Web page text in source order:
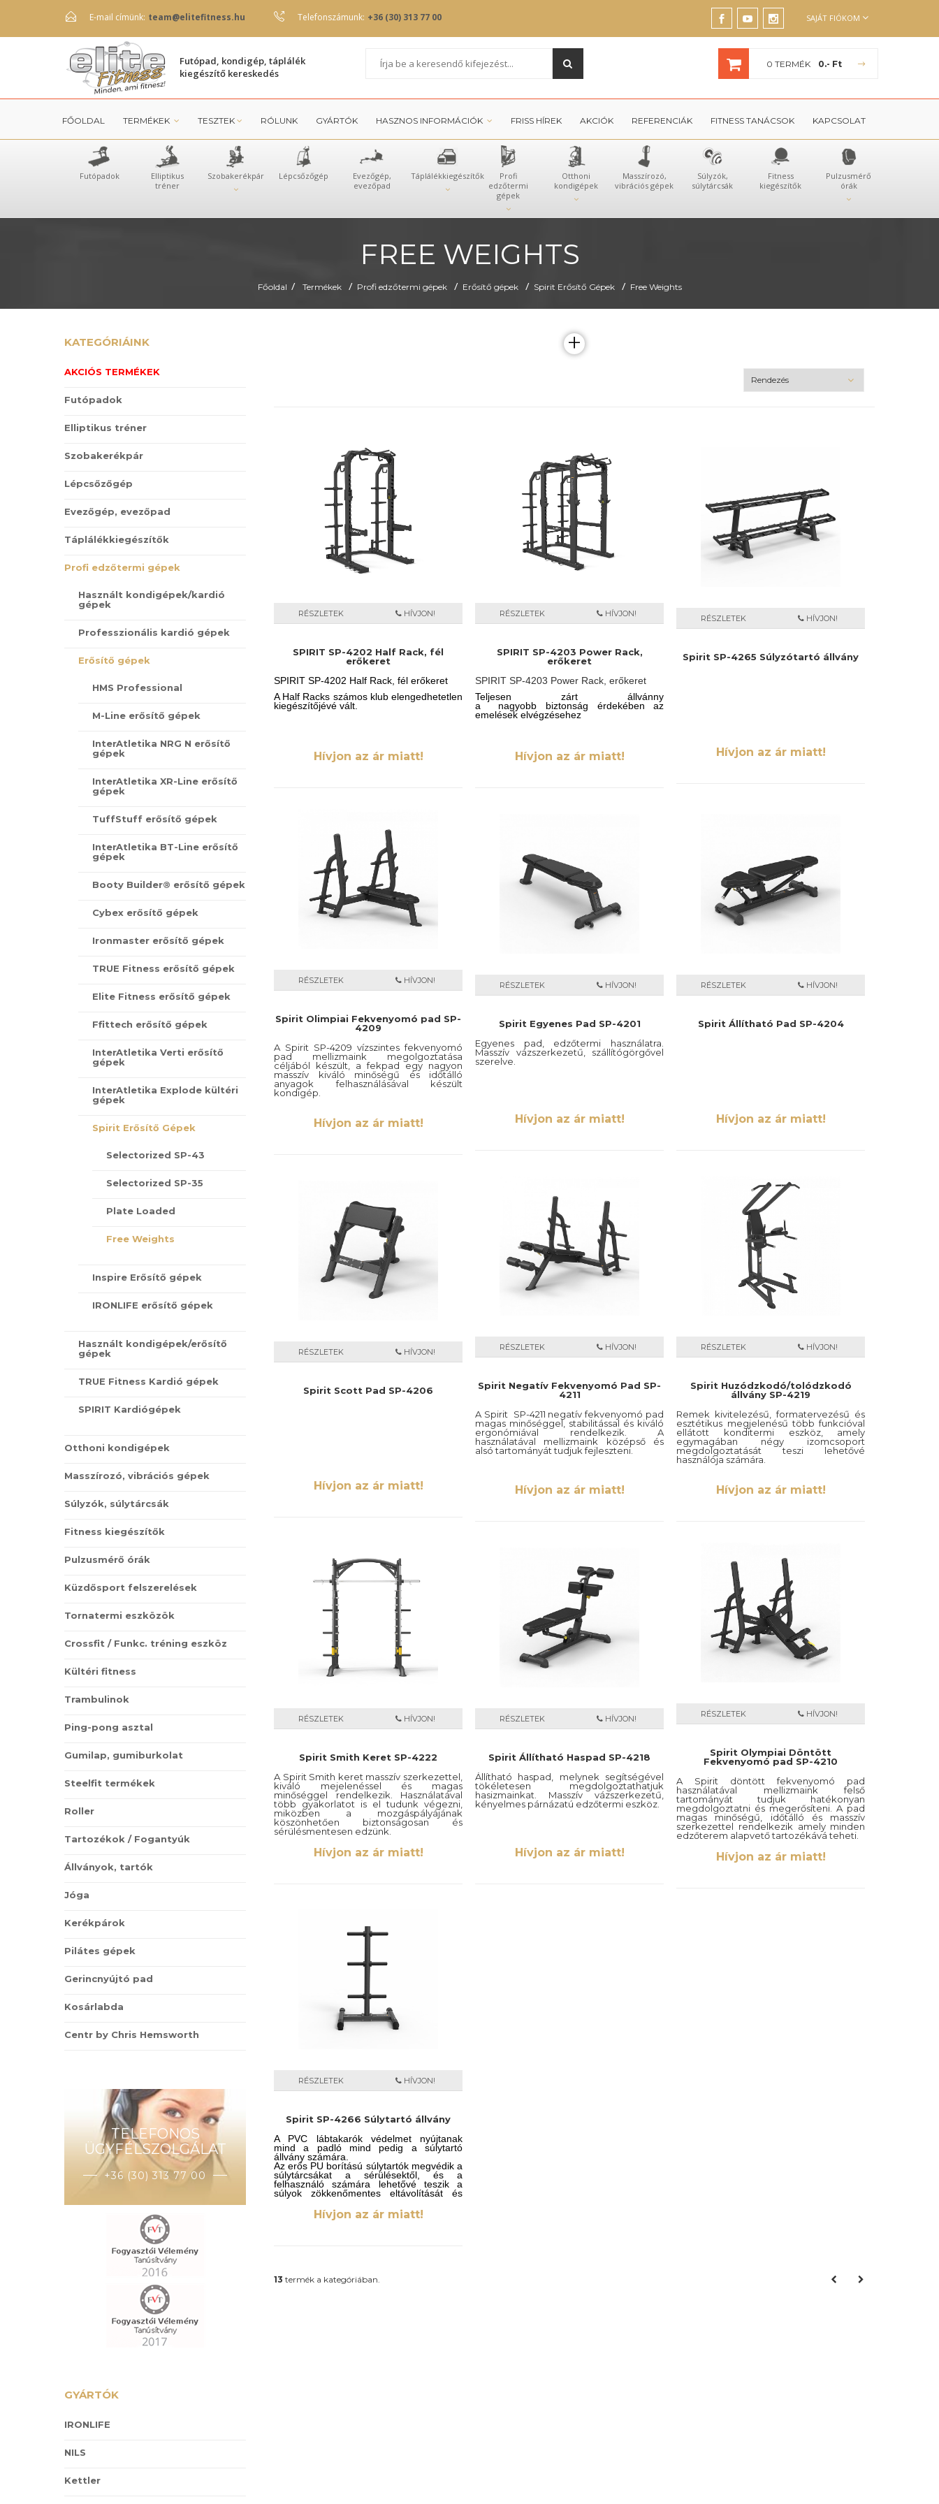
E-mail címünk: team@elitefitness.hu Telefonszámunk: +36 (30) 313 77 00 SAJÁT FIÓKOM
Futópad, kondigép, táplálék
kiegészítő kereskedés
0 TERMÉK 0.- Ft
FŐOLDAL TERMÉKEK TESZTEK RÓLUNK GYÁRTÓK HASZNOS INFORMÁCIÓK FRISS HÍREK AKCIÓK REFERENCIÁK FITNESS TANÁCSOK KAPCSOLAT
Futópadok
Elliptikus
tréner
Szobakerékpár Lépcsőzőgép
Evezőgép,
evezőpad
Táplálékkiegészítők
Profi
edzőtermi
gépek
Otthoni
kondigépek
Masszírozó,
vibrációs gépek
Súlyzók,
súlytárcsák
Fitness
kiegészítők
Pulzusmérő
órák
FREE WEIGHTS
Főoldal / Termékek / Profi edzőtermi gépek / Erősítő gépek / Spirit Erősítő Gépek / Free Weights
KATEGÓRIÁINK
AKCIÓS TERMÉKEK
Futópadok
Elliptikus tréner
Szobakerékpár
Lépcsőzőgép
Evezőgép, evezőpad
Táplálékkiegészítők
Profi edzőtermi gépek
Használt kondigépek/kardió
gépek
Professzionális kardió gépek
Erősítő gépek
HMS Professional
M-Line erősítő gépek
InterAtletika NRG N erősítő
gépek
InterAtletika XR-Line erősítő
gépek
TuffStuff erősítő gépek
InterAtletika BT-Line erősítő
gépek
Booty Builder® erősítő gépek
Cybex erősítő gépek
Ironmaster erősítő gépek
TRUE Fitness erősítő gépek
Elite Fitness erősítő gépek
Ffittech erősítő gépek
InterAtletika Verti erősítő
gépek
InterAtletika Explode kültéri
gépek
Spirit Erősítő Gépek
Selectorized SP-43
Selectorized SP-35
Plate Loaded
Free Weights
Inspire Erősítő gépek
IRONLIFE erősítő gépek
Használt kondigépek/erősítő
gépek
TRUE Fitness Kardió gépek
SPIRIT Kardiógépek
Otthoni kondigépek
Masszírozó, vibrációs gépek
Súlyzók, súlytárcsák
Fitness kiegészítők
Pulzusmérő órák
Küzdősport felszerelések
Tornatermi eszközök
Crossfit / Funkc. tréning eszköz
Kültéri fitness
Trambulinok
Ping-pong asztal
Gumilap, gumiburkolat
Steelfit termékek
Roller
Tartozékok / Fogantyúk
Állványok, tartók
Jóga
Kerékpárok
Pilátes gépek
Gerincnyújtó pad
Kosárlabda
Centr by Chris Hemsworth
TELEFONOS
ÜGYFÉLSZOLGÁLAT
+36 (30) 313 77 00
GYÁRTÓK
IRONLIFE
NILS
Kettler
+
RÉSZLETEK HÍVJON!
SPIRIT SP-4202 Half Rack, fél
erőkeret
SPIRIT SP-4202 Half Rack, fél erőkeret
A Half Racks számos klub elengedhetetlen
kiegészítőjévé vált.
Hívjon az ár miatt!
RÉSZLETEK HÍVJON!
SPIRIT SP-4203 Power Rack,
erőkeret
SPIRIT SP-4203 Power Rack, erőkeret
Teljesen zárt állvánny
a nagyobb biztonság érdekében az
emelések elvégzésehez
Hívjon az ár miatt!
RÉSZLETEK HÍVJON!
Spirit SP-4265 Súlyzótartó állvány
Hívjon az ár miatt!
RÉSZLETEK HÍVJON!
Spirit Olimpiai Fekvenyomó pad SP-
4209
A Spirit SP-4209 vízszintes fekvenyomó
pad mellizmaink megolgoztatása
céljából készült, a fekpad egy nagyon
masszív kiváló minőségű és időtálló
anyagok felhasználásával készült
kondigép.
Hívjon az ár miatt!
RÉSZLETEK HÍVJON!
Spirit Egyenes Pad SP-4201
Egyenes pad, edzőtermi használatra.
Masszív vázszerkezetű, szállítógörgővel
szerelve.
Hívjon az ár miatt!
RÉSZLETEK HÍVJON!
Spirit Állítható Pad SP-4204
Hívjon az ár miatt!
RÉSZLETEK HÍVJON!
Spirit Scott Pad SP-4206
Hívjon az ár miatt!
RÉSZLETEK HÍVJON!
Spirit Negatív Fekvenyomó Pad SP-
4211
A Spirit SP-4211 negatív fekvenyomó pad
magas minőséggel, stabilitással és kiváló
ergonómiával rendelkezik. A
használatával mellizmaink középső és
alsó tartományát tudjuk fejleszteni.
Hívjon az ár miatt!
RÉSZLETEK HÍVJON!
Spirit Huzódzkodó/tolódzkodó
állvány SP-4219
Remek kivitelezésű, formatervezésű és
esztétikus megjelenésű több funkcióval
ellátott konditermi eszköz, amely
egymagában négy izomcsoport
megdolgoztatását teszi lehetővé
használója számára.
Hívjon az ár miatt!
RÉSZLETEK HÍVJON!
Spirit Smith Keret SP-4222
A Spirit Smith keret masszív szerkezettel,
kiváló mejelenéssel és magas
minőséggel rendelkezik. Használatával
több gyakorlatot is el tudunk végezni,
miközben a mozgáspályájának
köszönhetően biztonságosan és
sérülésmentesen edzünk.
Hívjon az ár miatt!
RÉSZLETEK HÍVJON!
Spirit Állítható Haspad SP-4218
Állítható haspad, melynek segítségével
tökéletesen megdolgoztathatjuk
hasizmainkat. Masszív vázszerkezetű,
kényelmes párnázatú edzőtermi eszköz.
Hívjon az ár miatt!
RÉSZLETEK HÍVJON!
Spirit Olympiai Döntött
Fekvenyomó pad SP-4210
A Spirit döntött fekvenyomó pad
használatával mellizmaink felső
tartományát tudjuk hatékonyan
megdolgoztatni és megerősíteni. A pad
magas minőségű, időtálló és masszív
szerkezettel rendelkezik amely minden
edzőterem alapvető tartozékává teheti.
Hívjon az ár miatt!
RÉSZLETEK HÍVJON!
Spirit SP-4266 Súlytartó állvány
A PVC lábtakarók védelmet nyújtanak
mind a padló mind pedig a súlytartó
állvány számára.
Az erős PU borítású súlytartók megvédik a
súlytárcsákat a sérülésektől, és a
felhasználó számára lehetővé teszik a
súlyok zökkenőmentes eltávolítását és
cseréjét.
Hívjon az ár miatt!
13 termék a kategóriában.